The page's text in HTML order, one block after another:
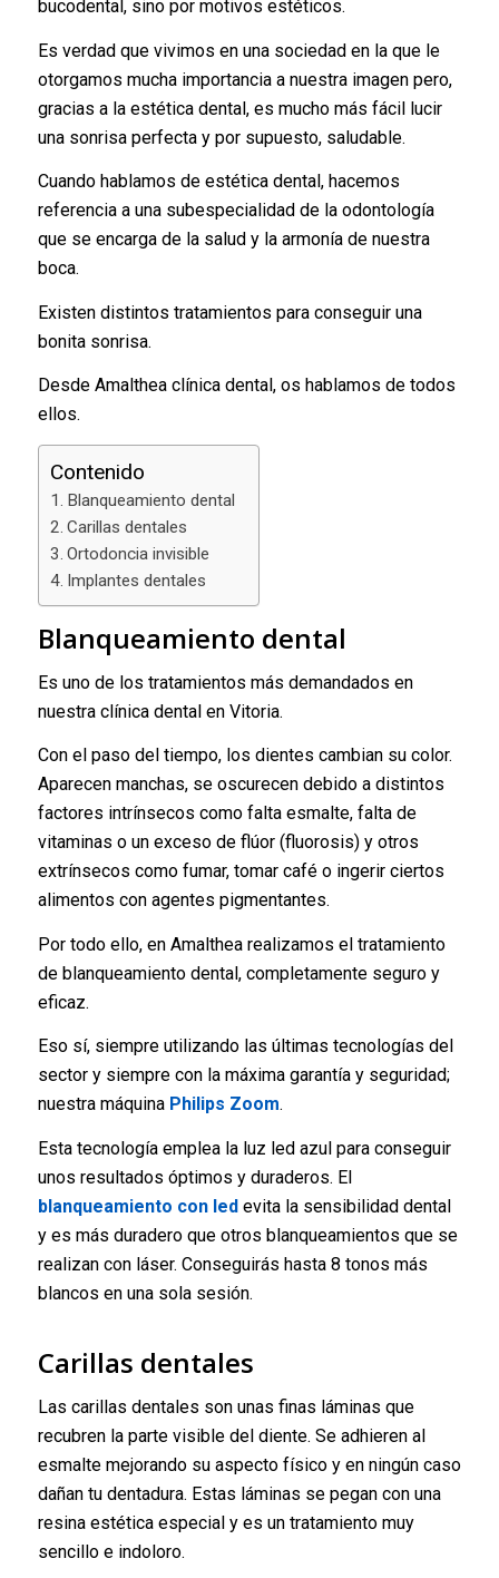
bucodental, sino por motivos estéticos.
Es verdad que vivimos en una sociedad en la que le
otorgamos mucha importancia a nuestra imagen pero,
gracias a la estética dental, es mucho más fácil lucir
una sonrisa perfecta y por supuesto, saludable.
Cuando hablamos de estética dental, hacemos
referencia a una subespecialidad de la odontología
que se encarga de la salud y la armonía de nuestra
boca.
Existen distintos tratamientos para conseguir una
bonita sonrisa.
Desde Amalthea clínica dental, os hablamos de todos
ellos.
Contenido
Blanqueamiento dental
Carillas dentales
Ortodoncia invisible
Implantes dentales
Blanqueamiento dental
Es uno de los tratamientos más demandados en
nuestra clínica dental en Vitoria.
Con el paso del tiempo, los dientes cambian su color.
Aparecen manchas, se oscurecen debido a distintos
factores intrínsecos como falta esmalte, falta de
vitaminas o un exceso de flúor (fluorosis) y otros
extrínsecos como fumar, tomar café o ingerir ciertos
alimentos con agentes pigmentantes.
Por todo ello, en Amalthea realizamos el tratamiento
de blanqueamiento dental, completamente seguro y
eficaz.
Eso sí, siempre utilizando las últimas tecnologías del
sector y siempre con la máxima garantía y seguridad;
nuestra máquina Philips Zoom.
Esta tecnología emplea la luz led azul para conseguir
unos resultados óptimos y duraderos. El
blanqueamiento con ledevita la sensibilidad dental
y es más duradero que otros blanqueamientos que se
realizan con láser. Conseguirás hasta 8 tonos más
blancos en una sola sesión.
Carillas dentales
Las carillas dentales son unas finas láminas que
recubren la parte visible del diente. Se adhieren al
esmalte mejorando su aspecto físico y en ningún caso
dañan tu dentadura. Estas láminas se pegan con una
resina estética especial y es un tratamiento muy
sencillo e indoloro.